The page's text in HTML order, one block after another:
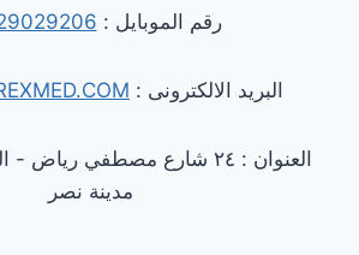
رقم الموبايل :
البريد الالكترونى :
العنوان : ٢٤ شارع مصطفي
مدينة نصر